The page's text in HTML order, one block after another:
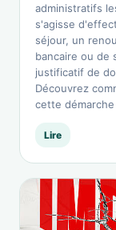
administratifs
s'agisse
séjour, un
bancaire ou de
justificatif de
Découvrez
cette
Lire